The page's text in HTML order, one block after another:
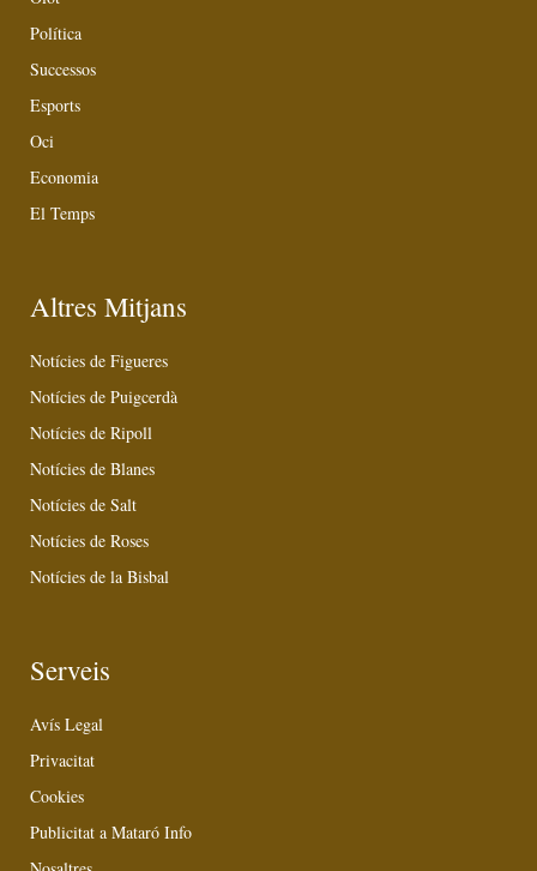
Política
Successos
Esports
Oci
Economia
El Temps
Altres Mitjans
Notícies de Figueres
Notícies de Puigcerdà
Notícies de Ripoll
Notícies de Blanes
Notícies de Salt
Notícies de Roses
Notícies de la Bisbal
Serveis
Avís Legal
Privacitat
Cookies
Publicitat a Mataró Info